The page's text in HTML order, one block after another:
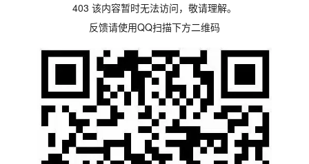
403 该内容暂时无法访问，敬请理解。
反馈请使用QQ扫描下方二维码